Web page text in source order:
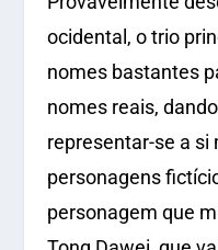
ocidental, o trio
nomes bastantes
nomes reais,
representar-se a si
personagens
personagem que